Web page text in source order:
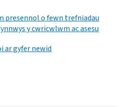
presennol o fewn trefniadau
y cwricwlwm ac asesu
ar gyfer newid